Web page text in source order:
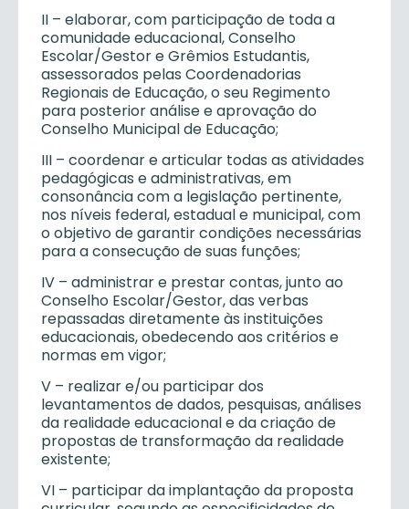
II – elaborar, com participação de toda a
comunidade educacional, Conselho
Escolar/Gestor e Grêmios Estudantis,
assessorados pelas Coordenadorias
Regionais de Educação, o seu Regimento
para posterior análise e aprovação do
Conselho Municipal de Educação;
III – coordenar e articular todas as atividades
pedagógicas e administrativas, em
consonância com a legislação pertinente,
nos níveis federal, estadual e municipal, com
o objetivo de garantir condições necessárias
para a consecução de suas funções;
IV – administrar e prestar contas, junto ao
Conselho Escolar/Gestor, das verbas
repassadas diretamente às instituições
educacionais, obedecendo aos critérios e
normas em vigor;
V – realizar e/ou participar dos
levantamentos de dados, pesquisas, análises
da realidade educacional e da criação de
propostas de transformação da realidade
existente;
VI – participar da implantação da proposta